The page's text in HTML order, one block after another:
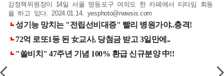
강정책위원장이 14일 서울 영등포구 여의도 한 카페에서 티타임 회동
을 하고 있다. 2024.01.14. yesphoto@newsis.com